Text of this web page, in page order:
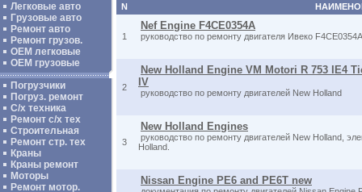
Легковые авто
Грузовые авто
Ремонт авто
Ремонт грузов.
ОЕМ легковые
OEM грузовые
Погрузчики
Погруз. ремонт
С/х техника
Ремонт с/х тех
Строительная
Ремонт стр. тех
Краны
Краны ремонт
Моторы
Ремонт мотор.
N
1
Nef Engine F4CE0354A
руководство по ремонту двигателя Ивеко F4CE0354A
2
New Holland Engine VM Motori R 753 IE4
IV
руководство по ремонту двигателей New Holland
3
New Holland Engines
руководство по ремонту двигателей New Holland,
Holland.
Nissan Engine PE6 and PE6T new